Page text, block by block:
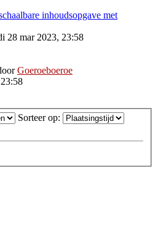
inhoudsopgave met
28 mar 2023, 23:58
Goeroeboeroe
Sorteer op: